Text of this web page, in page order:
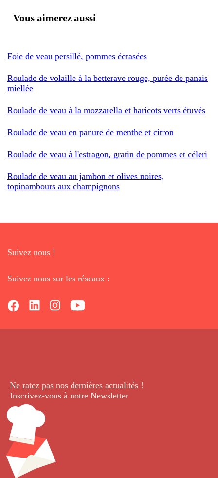
Vous aimerez aussi
Foie de veau persillé, pommes écrasées
Roulade de volaille à la betterave rouge, purée de panais
miellée
Roulade de veau à la mozzarella et haricots verts étuvés
Roulade de veau en panure de menthe et citron
Roulade de veau à l'estragon, gratin de pommes et céleri
Roulade de veau au jambon et olives noires,
topinambours aux champignons
Suivez nous !
Suivez nous sur les réseaux :
Ne ratez pas nos dernières actualités !
Inscrivez-vous à notre Newsletter.